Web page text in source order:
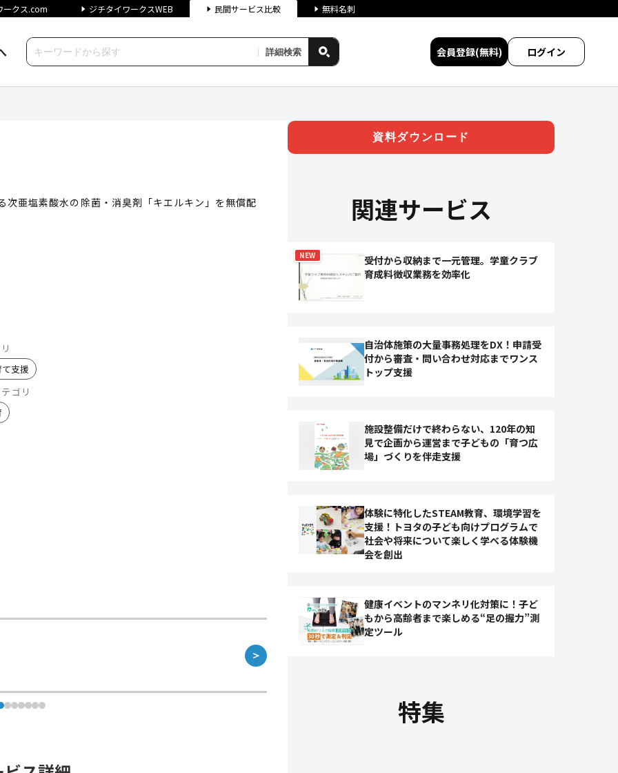
ークス.com ジチタイワークスWEB 民間サービス比較 無料名刺
詳細検索 会員登録(無料) ログイン
亜塩素酸水の除菌・消臭剤「キエルキン」を無償配
支援
ゴリ
＞
資料ダウンロード
関連サービス
NEW
受付から収納まで一元管理。学童クラブ
育成料徴収業務を効率化
自治体施策の大量事務処理をDX！申請受
付から審査・問い合わせ対応までワンス
トップ支援
施設整備だけで終わらない、120年の知
見で企画から運営まで子どもの「育つ広
場」づくりを伴走支援
体験に特化したSTEAM教育、環境学習を
支援！トヨタの子ども向けプログラムで
社会や将来について楽しく学べる体験機
会を創出
健康イベントのマンネリ化対策に！子ど
もから高齢者まで楽しめる“足の握力”測
定ツール
特集